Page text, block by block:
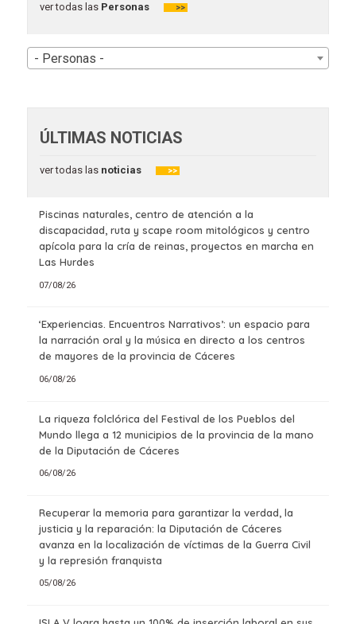
ver todas lasPersonas >>
- Personas -
ÚLTIMAS NOTICIAS
ver todas lasnoticias >>
Piscinas naturales, centro de atención a la
discapacidad, ruta y scape room mitológicos y centro
apícola para la cría de reinas, proyectos en marcha en
Las Hurdes
07/08/26
‘Experiencias. Encuentros Narrativos’: un espacio para
la narración oral y la música en directo a los centros
de mayores de la provincia de Cáceres
06/08/26
La riqueza folclórica del Festival de los Pueblos del
Mundo llega a 12 municipios de la provincia de la mano
de la Diputación de Cáceres
06/08/26
Recuperar la memoria para garantizar la verdad, la
justicia y la reparación: la Diputación de Cáceres
avanza en la localización de víctimas de la Guerra Civil
y la represión franquista
05/08/26